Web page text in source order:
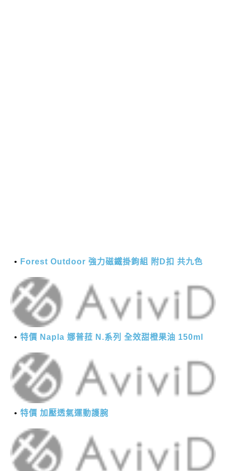
Forest Outdoor 強力磁鐵掛鉤組 附D扣 共九色
特價 Napla 娜普菈 N.系列 全效甜橙果油 150ml
特價 加壓透氣運動護腕